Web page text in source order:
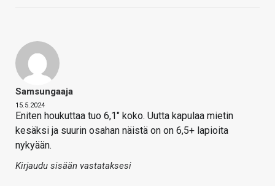
Samsungaaja
15.5.2024
Eniten houkuttaa tuo 6,1" koko. Uutta kapulaa mietin
kesäksi ja suurin osahan näistä on on 6,5+ lapioita
nykyään.
Kirjaudu sisään vastataksesi